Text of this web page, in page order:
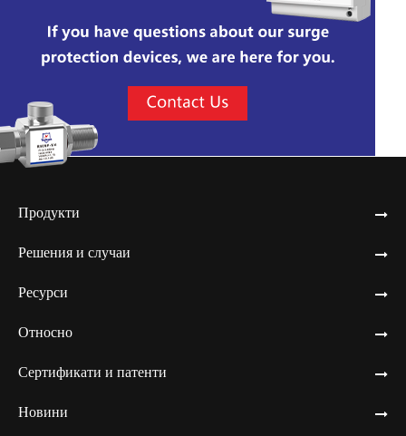
Продукти
Решения и случаи
Ресурси
Относно
Сертификати и патенти
Новини